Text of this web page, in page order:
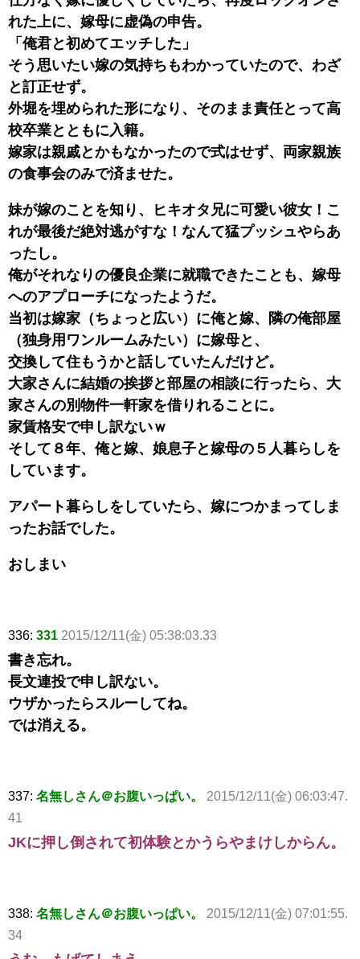
れた上に、嫁母に虚偽の申告。
「俺君と初めてエッチした」
そう思いたい嫁の気持ちもわかっていたので、わざ
と訂正せず。
外堀を埋められた形になり、そのまま責任とって高
校卒業とともに入籍。
嫁家は親戚とかもなかったので式はせず、両家親族
の食事会のみで済ませた。
妹が嫁のことを知り、ヒキオタ兄に可愛い彼女！こ
れが最後だ絶対逃がすな！なんて猛プッシュやらあ
ったし。
俺がそれなりの優良企業に就職できたことも、嫁母
へのアプローチになったようだ。
当初は嫁家（ちょっと広い）に俺と嫁、隣の俺部屋
（独身用ワンルームみたい）に嫁母と、
交換して住もうかと話していたんだけど。
大家さんに結婚の挨拶と部屋の相談に行ったら、大
家さんの別物件一軒家を借りれることに。
家賃格安で申し訳ないｗ
そして８年、俺と嫁、娘息子と嫁母の５人暮らしを
しています。
アパート暮らしをしていたら、嫁につかまってしま
ったお話でした。
おしまい
336: 331 2015/12/11(金) 05:38:03.33
書き忘れ。
長文連投で申し訳ない。
ウザかったらスルーしてね。
では消える。
337: 名無しさん＠お腹いっぱい。
2015/12/11(金) 06:03:47.
41
JKに押し倒されて初体験とかうらやまけしからん。
338: 名無しさん＠お腹いっぱい。
2015/12/11(金) 07:01:55.
34